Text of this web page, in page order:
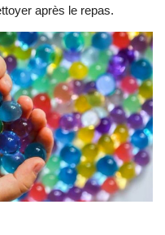
après le repas.